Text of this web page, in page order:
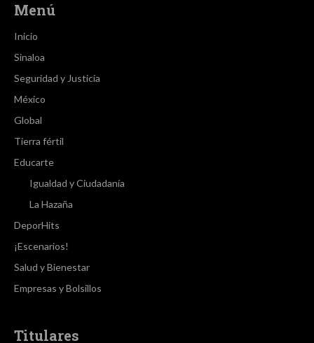
Menú
Inicio
Sinaloa
Seguridad y Justicia
México
Global
Tierra fértil
Educarte
Igualdad y Ciudadanía
La Hazaña
DeporHits
¡Escenarios!
Salud y Bienestar
Empresas y Bolsillos
Titulares